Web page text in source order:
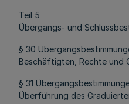
Teil 5
Übergangs- und
§ 30
Beschäftigten, Rechte und
§ 31
Überführung des